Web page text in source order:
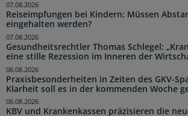
Reiseimpfungen bei Kindern: Müssen
eingehalten werden?
07.08.2026
Gesundheitsrechtler Thomas Schlegel:
eine stille Rezession im Inneren der
07.08.2026
Praxisbesonderheiten in Zeiten des GKV-
Klarheit soll es in der kommenden Woche
06.08.2026
KBV und Krankenkassen präzisieren die
06.08.2026